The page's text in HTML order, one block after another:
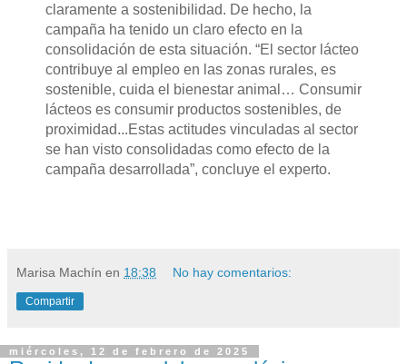
claramente a sostenibilidad. De hecho, la
campaña ha tenido un claro efecto en la
consolidación de esta situación. “El sector lácteo
contribuye al empleo en las zonas rurales, es
sostenible, cuida el bienestar animal… Consumir
lácteos es consumir productos sostenibles, de
proximidad...Estas actitudes vinculadas al sector
se han visto consolidadas como efecto de la
campaña desarrollada”, concluye el experto.
Marisa Machín en 18:38 No hay comentarios:
Compartir
miércoles, 12 de febrero de 2025